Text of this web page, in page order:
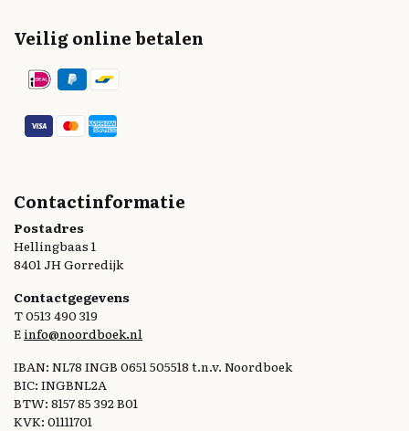
Veilig online betalen
Contactinformatie
Postadres
Hellingbaas 1
8401 JH Gorredijk
Contactgegevens
T 0513 490 319
E info@noordboek.nl
IBAN: NL78 INGB 0651 505518 t.n.v. Noordboek
BIC: INGBNL2A
BTW: 8157 85 392 B01
KVK: 01111701